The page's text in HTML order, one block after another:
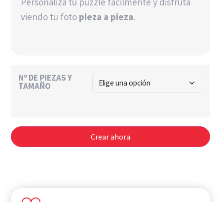
viendo tu foto pieza a pieza.
Nº DE PIEZAS Y
TAMAÑO
Crear ahora